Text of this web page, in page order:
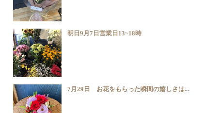
明日9月7日営業日13~18時
7月29日 お花をもらった瞬間の嬉しさは...